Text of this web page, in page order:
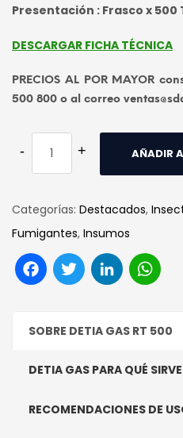
Presentación : Frasco x
DESCARGAR FICHA TÉCNICA
PRECIOS AL POR MAYOR
500 800 o al correo
AÑADIR
Categorías: Destacados,
Fumigantes, Insumos
Facebook
Twitter
SOBRE DETIA GAS RT 500
DETIA GAS PARA QUÉ SIRVE
RECOMENDACIONES DE